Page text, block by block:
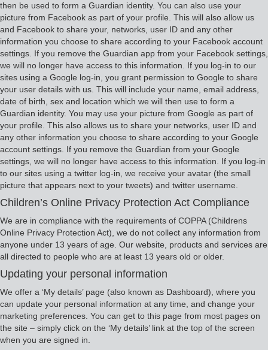
then be used to form a Guardian identity. You can also use your
picture from Facebook as part of your profile. This will also allow us
and Facebook to share your, networks, user ID and any other
information you choose to share according to your Facebook account
settings. If you remove the Guardian app from your Facebook settings,
we will no longer have access to this information. If you log-in to our
sites using a Google log-in, you grant permission to Google to share
your user details with us. This will include your name, email address,
date of birth, sex and location which we will then use to form a
Guardian identity. You may use your picture from Google as part of
your profile. This also allows us to share your networks, user ID and
any other information you choose to share according to your Google
account settings. If you remove the Guardian from your Google
settings, we will no longer have access to this information. If you log-in
to our sites using a twitter log-in, we receive your avatar (the small
picture that appears next to your tweets) and twitter username.
Children’s Online Privacy Protection Act Compliance
We are in compliance with the requirements of COPPA (Childrens
Online Privacy Protection Act), we do not collect any information from
anyone under 13 years of age. Our website, products and services are
all directed to people who are at least 13 years old or older.
Updating your personal information
We offer a ‘My details’ page (also known as Dashboard), where you
can update your personal information at any time, and change your
marketing preferences. You can get to this page from most pages on
the site – simply click on the ‘My details’ link at the top of the screen
when you are signed in.